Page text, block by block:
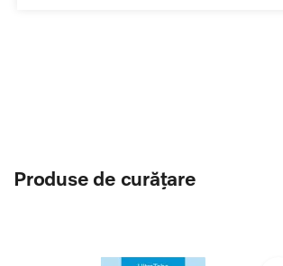
Produse de curățare